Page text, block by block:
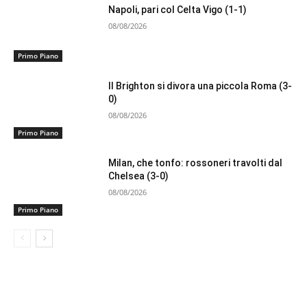
Primo Piano
Napoli, pari col Celta Vigo (1-1)
08/08/2026
Primo Piano
Il Brighton si divora una piccola Roma (3-
0)
08/08/2026
Primo Piano
Milan, che tonfo: rossoneri travolti dal
Chelsea (3-0)
08/08/2026